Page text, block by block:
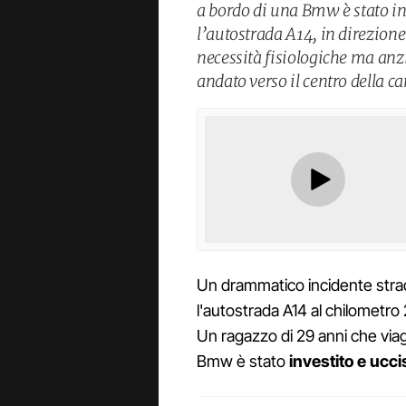
a bordo di una Bmw è stato
l’autostrada A14, in
necessità fisiologiche ma
andato verso il centro della
Un drammatico incidente
l'autostrada A14 al
Un ragazzo di 29 anni che
Bmw è statoinvestito e